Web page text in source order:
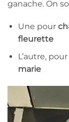
ganache. On
Une pour
fleurette
L’autre,
marie